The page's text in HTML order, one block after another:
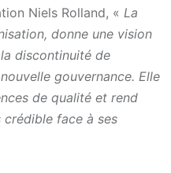
Niels Rolland, « La
donne une vision
discontinuité de
gouvernance. Elle
de qualité et rend
crédible face à ses